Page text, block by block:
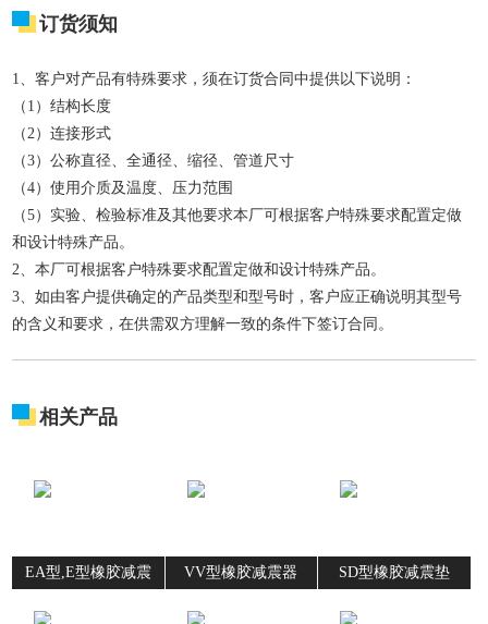
订货须知
1、客户对产品有特殊要求，须在订货合同中提供以下说明：
（1）结构长度
（2）连接形式
（3）公称直径、全通径、缩径、管道尺寸
（4）使用介质及温度、压力范围
（5）实验、检验标准及其他要求本厂可根据客户特殊要求配置定做
和设计特殊产品。
2、本厂可根据客户特殊要求配置定做和设计特殊产品。
3、如由客户提供确定的产品类型和型号时，客户应正确说明其型号
的含义和要求，在供需双方理解一致的条件下签订合同。
相关产品
EA型,E型橡胶减震
VV型橡胶减震器 SD型橡胶减震垫